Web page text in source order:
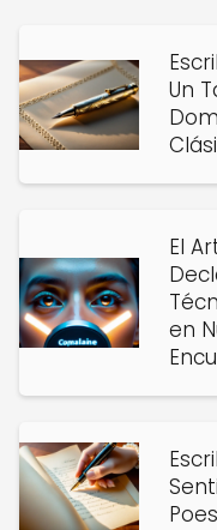
Un
El
en